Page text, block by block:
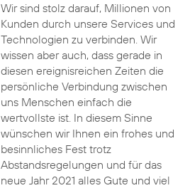
Wir sind stolz darauf, Millionen von
Kunden durch unsere Services und
Technologien zu verbinden. Wir
wissen aber auch, dass gerade in
diesen ereignisreichen Zeiten die
persönliche Verbindung zwischen
uns Menschen einfach die
wertvollste ist. In diesem Sinne
wünschen wir Ihnen ein frohes und
besinnliches Fest trotz
Abstandsregelungen und für das
neue Jahr 2021 alles Gute und viel